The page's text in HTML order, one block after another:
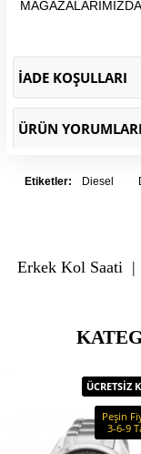
İADE KOŞULLARI
ÜRÜN YORUMLARI
Etiketler: Diesel
Erkek Kol Saati |
ÜCRETSİZ
Peşin
3-6-9